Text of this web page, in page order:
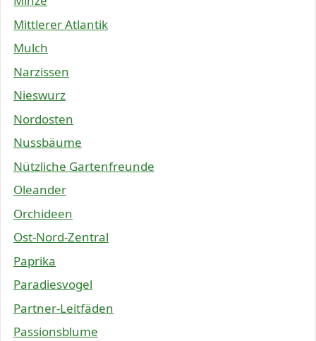
Mittlerer Atlantik
Mulch
Narzissen
Nieswurz
Nordosten
Nussbäume
Nützliche Gartenfreunde
Oleander
Orchideen
Ost-Nord-Zentral
Paprika
Paradiesvogel
Partner-Leitfäden
Passionsblume